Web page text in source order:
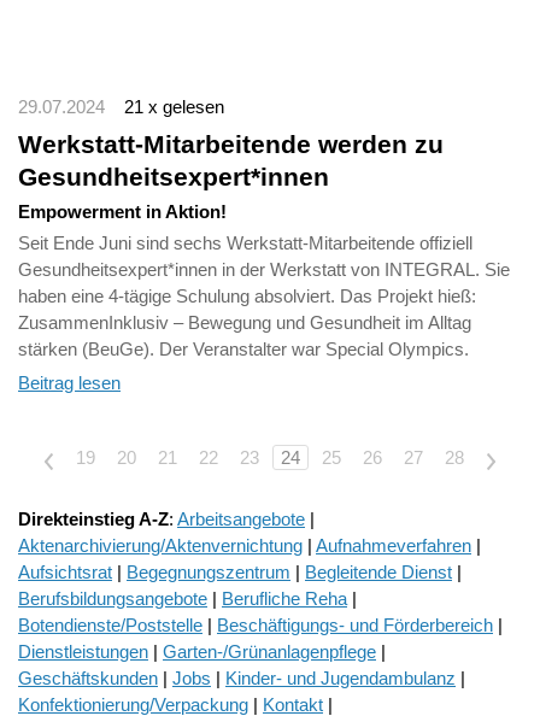
29.07.2024 21 x gelesen
Werkstatt-Mitarbeitende werden zu
Gesundheitsexpert*innen
Empowerment in Aktion!
Seit Ende Juni sind sechs Werkstatt-Mitarbeitende offiziell
Gesundheitsexpert*innen in der Werkstatt von INTEGRAL. Sie
haben eine 4-tägige Schulung absolviert. Das Projekt hieß:
ZusammenInklusiv – Bewegung und Gesundheit im Alltag
stärken (BeuGe). Der Veranstalter war Special Olympics.
Beitrag lesen
< 19 20 21 22 23 24 25 26 27 28 >
Direkteinstieg A-Z: Arbeitsangebote |
Aktenarchivierung/Aktenvernichtung | Aufnahmeverfahren |
Aufsichtsrat | Begegnungszentrum | Begleitende Dienst |
Berufsbildungsangebote | Berufliche Reha |
Botendienste/Poststelle | Beschäftigungs- und Förderbereich |
Dienstleistungen | Garten-/Grünanlagenpflege |
Geschäftskunden | Jobs | Kinder- und Jugendambulanz |
Konfektionierung/Verpackung | Kontakt |